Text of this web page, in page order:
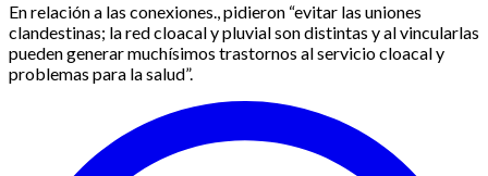
En relación a las conexiones., pidieron “evitar las uniones
clandestinas; la red cloacal y pluvial son distintas y al vincularlas
pueden generar muchísimos trastornos al servicio cloacal y
problemas para la salud”.